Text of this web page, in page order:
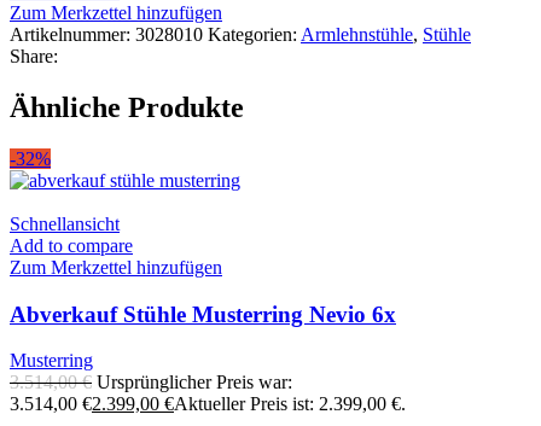
Zum Merkzettel hinzufügen
Artikelnummer: 3028010 Kategorien: Armlehnstühle, Stühle
Share:
Ähnliche Produkte
-32%
Schnellansicht
Add to compare
Zum Merkzettel hinzufügen
Abverkauf Stühle Musterring Nevio 6x
Musterring
3.514,00€ Ursprünglicher Preis war:
3.514,00 €2.399,00 €Aktueller Preis ist: 2.399,00 €.